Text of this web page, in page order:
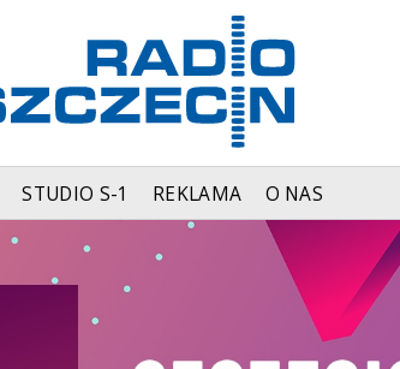
STUDIO S-1 REKLAMA O NAS